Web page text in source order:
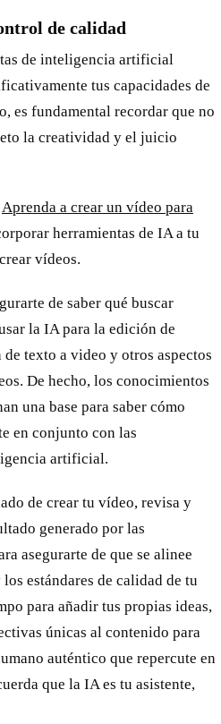
de calidad
de inteligencia artificial
tus capacidades de
es fundamental recordar que no
la creatividad y el juicio
Aprenda a crear un vídeo para
herramientas de IA a tu
vídeos.
de saber qué buscar
la IA para la edición de
texto a video y otros aspectos
De hecho, los conocimientos
una base para saber cómo
en conjunto con las
artificial.
de crear tu vídeo, revisa y
generado por las
asegurarte de que se alinee
estándares de calidad de tu
para añadir tus propias ideas,
únicas al contenido para
auténtico que repercute en
que la IA es tu asistente,